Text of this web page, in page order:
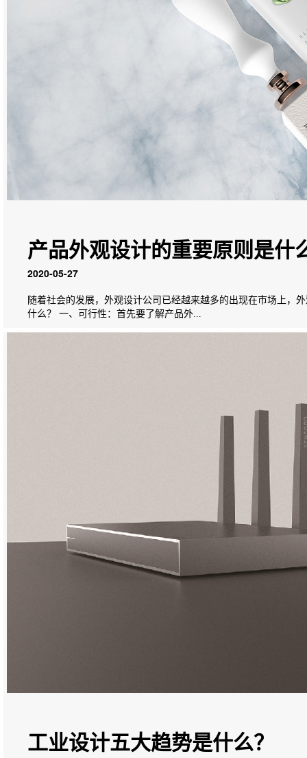
产品外观设计的重要原则是什
2020-05-27
随着社会的发展，外观设计公司已经越来越多的出现在市场上，
什么？ 一、可行性：首先要了解产品外...
工业设计五大趋势是什么？